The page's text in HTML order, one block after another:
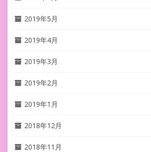
2019年5月
2019年4月
2019年3月
2019年2月
2019年1月
2018年12月
2018年11月